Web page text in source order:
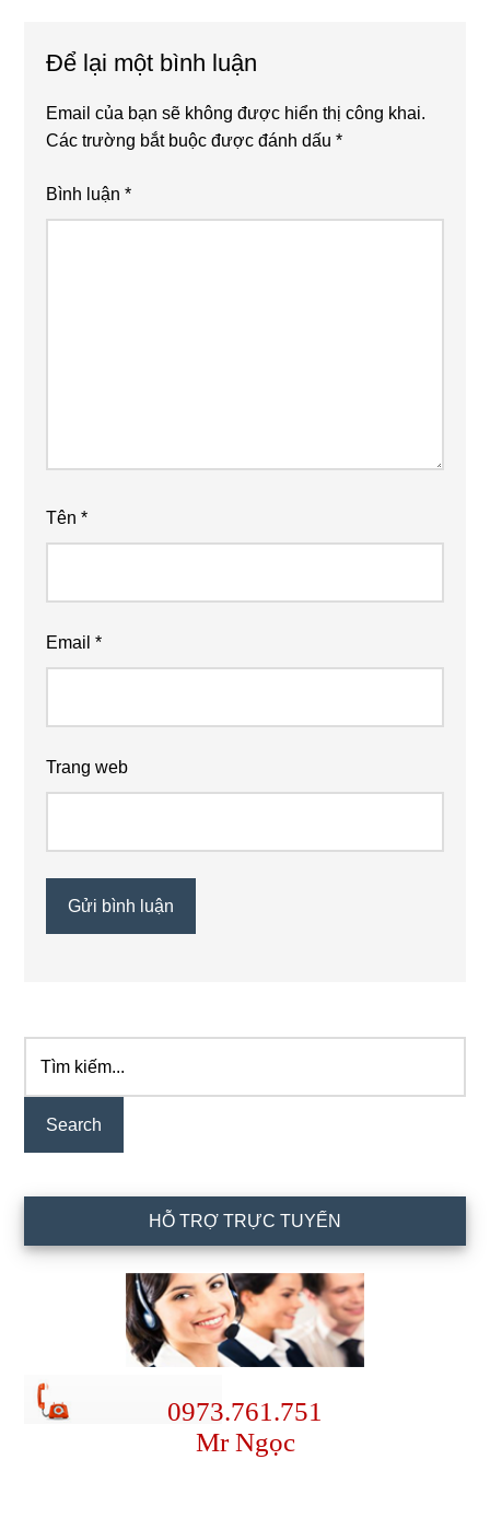
Interactions
Để lại một bình luận
Email của bạn sẽ không được hiển thị công khai.
Các trường bắt buộc được đánh dấu*
Bình luận*
Tên*
Email*
Trang web
Primary
Sidebar
kiếm...
HỖ TRỢ TRỰC TUYẾN
0973.761.751
Mr Ngọc